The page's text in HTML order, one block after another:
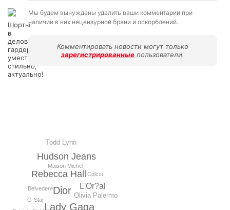
Шорты
в
деловом
гардеробе:
уместно,
стильно,
актуально!
Lady Gaga
Dior
Rebecca Hall
Hudson Jeans
L'Or?al
Olivia Palermo
Todd Lynn
Belvedere
G-Star
Colcci
Maison Michel
Мы будем вынуждены удалить ваши комментарии при
наличии в них нецензурной брани и оскорблений.
Комментировать новости могут только
зарегистрированные пользователи.